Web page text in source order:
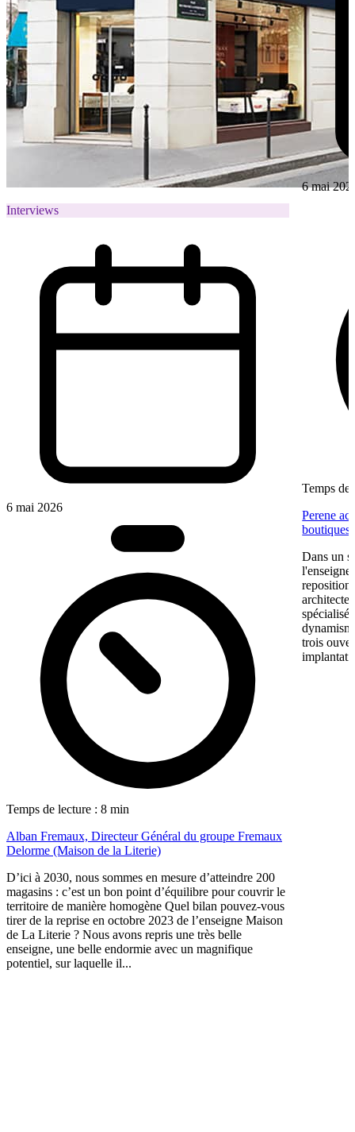
Interviews
6 mai 2026
Temps de lecture : 8 min
Alban Fremaux, Directeur Général du groupe Fremaux
Delorme (Maison de la Literie)
D’ici à 2030, nous sommes en mesure d’atteindre 200
magasins : c’est un bon point d’équilibre pour couvrir le
territoire de manière homogène Quel bilan pouvez-vous
tirer de la reprise en octobre 2023 de l’enseigne Maison
de La Literie ? Nous avons repris une très belle
enseigne, une belle endormie avec un magnifique
potentiel, sur laquelle il...
6 mai
Temps de
Perene
boutiques
Dans un
l'enseigne
spécialisé
trois